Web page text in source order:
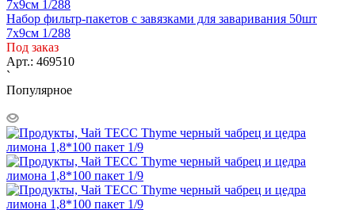
Набор фильтр-пакетов с завязками для заваривания 50шт
7х9см 1/288
Под заказ
Арт.: 469510
`
Популярное